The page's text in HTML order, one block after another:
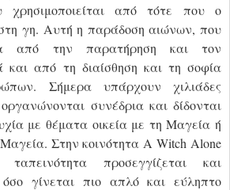
χρησιμοποιείται από τότε που ο
γη. Αυτή η παράδοση αιώνων, που
από την παρατήρηση και τον
και από τη διαίσθηση και τη σοφία
Σήμερα υπάρχουν χιλιάδες
συνέδρια και δίδονται
με θέματα οικεία με τη Μαγεία ή
Στην κοινότητα A Witch Alone
προσεγγίζεται και
γίνεται πιο απλό και εύληπτο